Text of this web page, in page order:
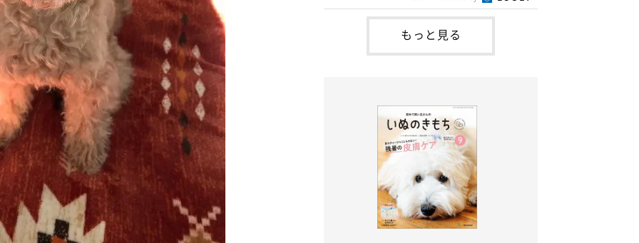
ラリー犬が突然走り回る行動は、必ずしも
珍しいものではないと考えられています。
体にたまったエ
んな気持ちが隠れているのでしょうか。今
回は、犬が散歩中に飼い主さんを確認する
理由や注意すべきサインの見極めかた、対
応のポイントなどについて、いぬのきもち
獣医師相談室の原 駿太朗先生に伺いまし
もっと見る